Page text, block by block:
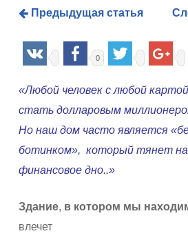
Предыдущая статья
0
«Любой человек с любой
стать долларовым
Но наш дом часто является
ботинком», который тянет
финансовое дно..»
Здание, в котором мы
влечет